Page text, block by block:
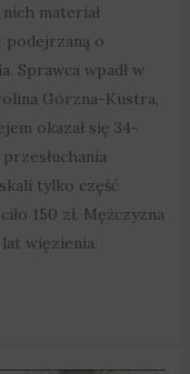
materiał
podejrzaną o
Sprawca wpadł w
Górzna-Kustra,
okazał się 34-
tylko część
150 zł. Mężczyzna
więzienia.